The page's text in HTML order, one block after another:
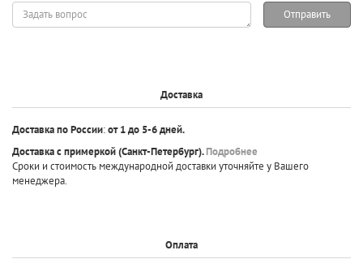
Задать
вопрос
Отправить
Доставка
Доставка по России:от 1 до 5-6 дней.
Доставка с примеркой(Санкт-Петербург).Подробнее
Сроки и стоимость международной доставки уточняйте у Вашего
менеджера.
Оплата